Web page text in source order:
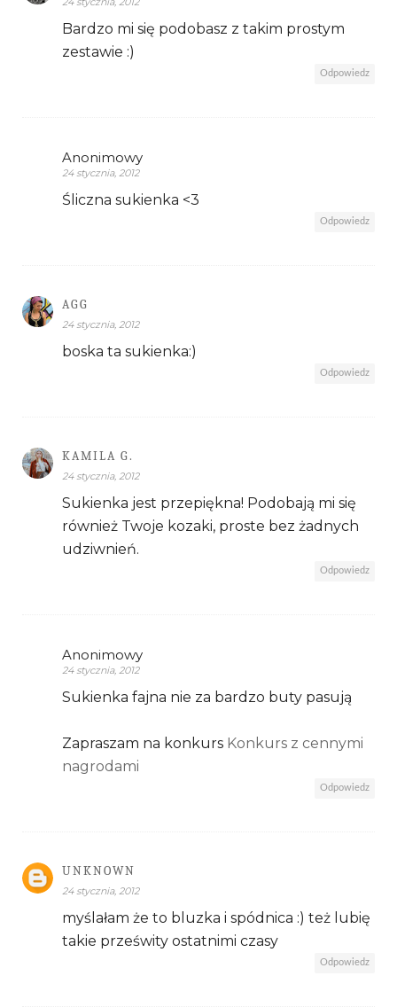
Bardzo mi się podobasz z takim prostym
zestawie :)
Odpowiedz
Anonimowy
24 stycznia, 2012
Śliczna sukienka <3
Odpowiedz
AGG
24 stycznia, 2012
boska ta sukienka:)
Odpowiedz
KAMILA G.
24 stycznia, 2012
Sukienka jest przepiękna! Podobają mi się
również Twoje kozaki, proste bez żadnych
udziwnień.
Odpowiedz
Anonimowy
24 stycznia, 2012
Sukienka fajna nie za bardzo buty pasują
Zapraszam na konkurs Konkurs z cennymi
nagrodami
Odpowiedz
UNKNOWN
24 stycznia, 2012
myślałam że to bluzka i spódnica :) też lubię
takie prześwity ostatnimi czasy
Odpowiedz